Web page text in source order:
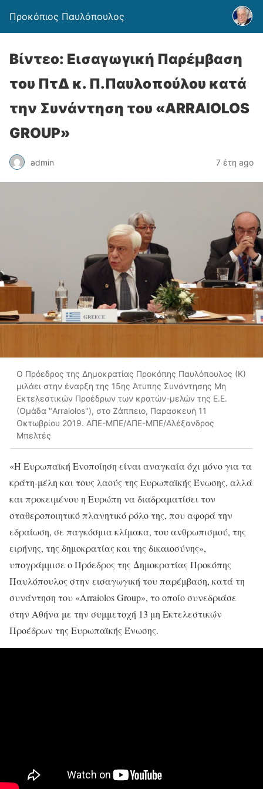
Προκόπιος Παυλόπουλος
Βίντεο: Εισαγωγική Παρέμβαση
του ΠτΔ κ. Π.Παυλοπούλου κατά
την Συνάντηση του «ARRAIOLOS
GROUP»
admin 7 έτη ago
Ο Πρόεδρος της Δημοκρατίας Προκόπης Παυλόπουλος (Κ)
μιλάει στην έναρξη της 15ης Άτυπης Συνάντησης Μη
Εκτελεστικών Προέδρων των κρατών-μελών της Ε.Ε.
(Ομάδα "Arraiolos"), στο Ζάππειο, Παρασκευή 11
Οκτωβρίου 2019. ΑΠΕ-ΜΠΕ/ΑΠΕ-ΜΠΕ/Αλέξανδρος
Μπελτές
«H Ευρωπαϊκή Ενοποίηση είναι αναγκαία όχι μόνο για τα
κράτη-μέλη και τους λαούς της Ευρωπαϊκής Ένωσης, αλλά
και προκειμένου η Ευρώπη να διαδραματίσει τον
σταθεροποιητικό πλανητικό ρόλο της, που αφορά την
εδραίωση, σε παγκόσμια κλίμακα, του ανθρωπισμού, της
ειρήνης, της δημοκρατίας και της δικαιοσύνης»,
υπογράμμισε ο Πρόεδρος της Δημοκρατίας Προκόπης
Παυλόπουλος στην εισαγωγική του παρέμβαση, κατά τη
συνάντηση του «Arraiolos Group», το οποίο συνεδριάσε
στην Αθήνα με την συμμετοχή 13 μη Εκτελεστικών
Προέδρων της Ευρωπαϊκής Ένωσης.